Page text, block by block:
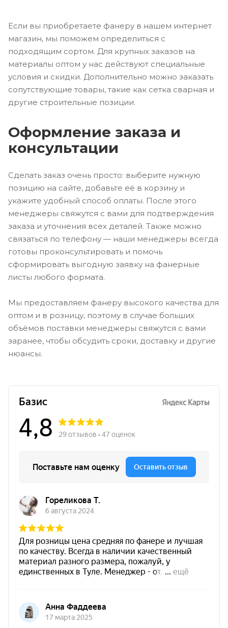
Если вы приобретаете фанеру в нашем интернет
магазин, мы поможем определиться с
подходящим сортом. Для крупных заказов на
материалы оптом у нас действуют специальные
условия и скидки. Дополнительно можно заказать
сопутствующие товары, такие как сетка сварная и
другие строительные позиции.
Оформление заказа и
консультации
Сделать заказ очень просто: выберите нужную
позицию на сайте, добавьте её в корзину и
укажите удобный способ оплаты. После этого
менеджеры свяжутся с вами для подтверждения
заказа и уточнения всех деталей. Также можно
связаться по телефону — наши менеджеры всегда
готовы проконсультировать и помочь
сформировать выгодную заявку на фанерные
листы любого формата.
Мы предоставляем фанеру высокого качества для
оптом и в розницу, поэтому в случае больших
объёмов поставки менеджеры свяжутся с вами
заранее, чтобы обсудить сроки, доставку и другие
нюансы.